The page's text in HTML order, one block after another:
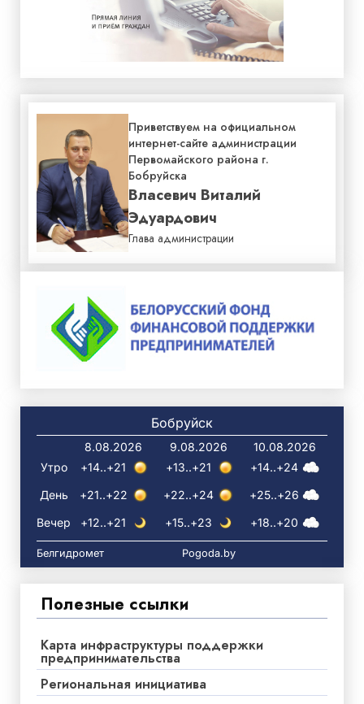
Приветствуем на официальном
интернет-сайте администрации
Первомайского района г.
Бобруйска
Власевич Виталий
Эдуардович
Глава администрации
Бобруйск
8.08.2026
+14..+21
+21..+22
+12..+21
9.08.2026
+13..+21
+22..+24
+15..+23
10.08.2026
+14..+24
+25..+26
+18..+20
Вечер
День
Утро
Pogoda.by
Белгидромет
Полезные ссылки
Карта инфраструктуры поддержки
предпринимательства
Региональная инициатива